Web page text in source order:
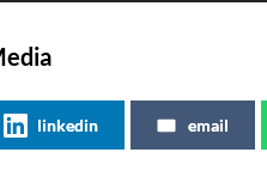
linkedin email